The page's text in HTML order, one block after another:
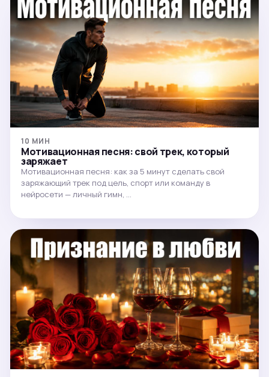
10 МИН
Мотивационная песня: свой трек, который
заряжает
Мотивационная песня: как за 5 минут сделать свой
заряжающий трек под цель, спорт или команду в
нейросети — личный гимн, …